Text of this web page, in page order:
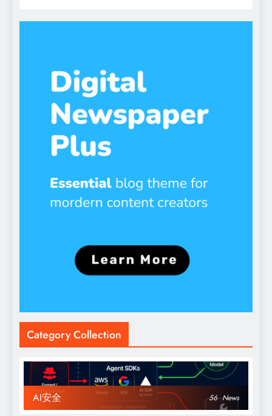
Category Collection
AI安全 56 News